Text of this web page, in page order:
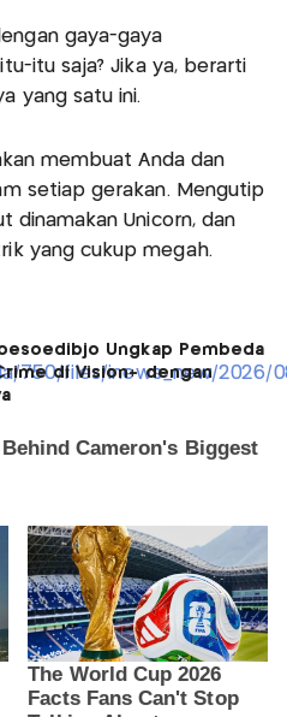
gaya-gaya
itu saja? Jika ya, berarti
yang satu ini.
membuat Anda dan
setiap gerakan. Mengutip
dinamakan Unicorn, dan
yang cukup megah.
Ungkap Pembeda
di Vision+ dengan